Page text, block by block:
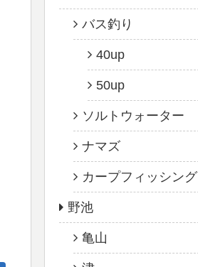
バス釣り
40up
50up
ソルトウォーター
ナマズ
カープフィッシング
野池
亀山